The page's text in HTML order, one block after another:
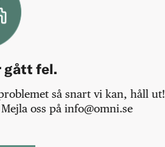
gått fel.
så snart vi kan, håll ut!
oss på info@omni.se